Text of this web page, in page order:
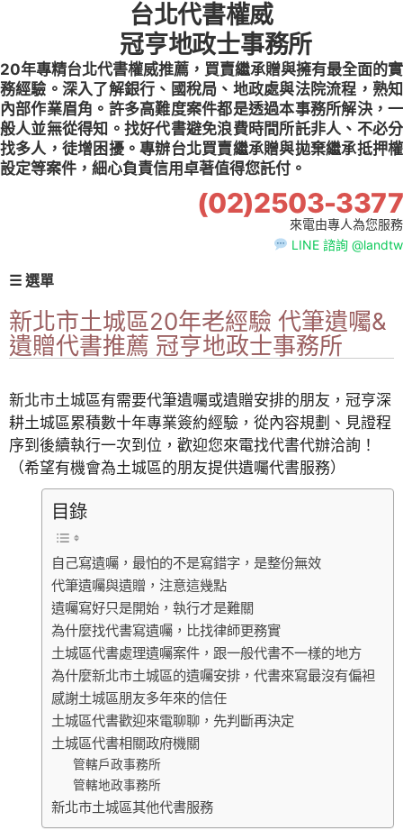
台北代書權威
冠亨地政士事務所
20年專精台北代書權威推薦，買賣繼承贈與擁有最全面的實
務經驗。深入了解銀行、國稅局、地政處與法院流程，熟知
內部作業眉角。許多高難度案件都是透過本事務所解決，一
般人並無從得知。找好代書避免浪費時間所託非人、不必分
找多人，徒增困擾。專辦台北買賣繼承贈與拋棄繼承抵押權
設定等案件，細心負責信用卓著值得您託付。
(02)2503-3377
來電由專人為您服務
LINE 諮詢 @landtw
☰ 選單
新北市土城區20年老經驗 代筆遺囑&
遺贈代書推薦 冠亨地政士事務所
新北市土城區有需要代筆遺囑或遺贈安排的朋友，冠亨深
耕土城區累積數十年專業簽約經驗，從內容規劃、見證程
序到後續執行一次到位，歡迎您來電找代書代辦洽詢！
（希望有機會為土城區的朋友提供遺囑代書服務）
目錄
自己寫遺囑，最怕的不是寫錯字，是整份無效
代筆遺囑與遺贈，注意這幾點
遺囑寫好只是開始，執行才是難關
為什麼找代書寫遺囑，比找律師更務實
土城區代書處理遺囑案件，跟一般代書不一樣的地方
為什麼新北市土城區的遺囑安排，代書來寫最沒有偏袒
感謝土城區朋友多年來的信任
土城區代書歡迎來電聊聊，先判斷再決定
土城區代書相關政府機關
管轄戶政事務所
管轄地政事務所
新北市土城區其他代書服務